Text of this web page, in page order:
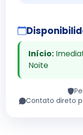
Início:
Noite
Contato direto